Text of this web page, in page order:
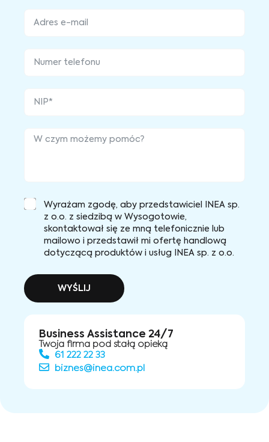
Wyrażam zgodę, aby przedstawiciel INEA sp.
z o.o. z siedzibą w Wysogotowie,
skontaktował się ze mną telefonicznie lub
mailowo i przedstawił mi ofertę handlową
dotyczącą produktów i usług INEA sp. z o.o.
WYŚLIJ
Business Assistance 24/7
Twoja firma pod stałą opieką
61 222 22 33
biznes@inea.com.pl